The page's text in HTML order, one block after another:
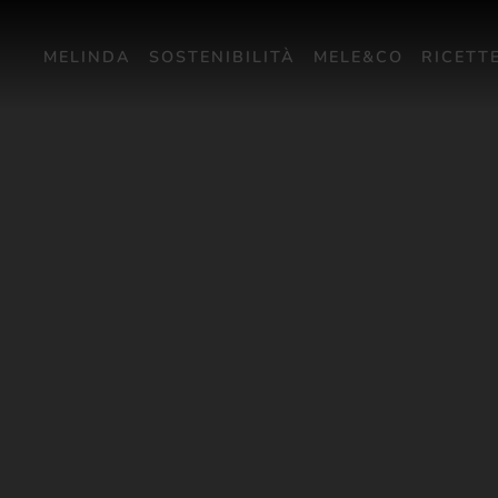
MELINDA SOSTENIBILITÀ MELE&CO